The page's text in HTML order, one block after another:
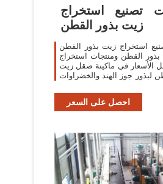
تصنيع استخراج
زيت بذور القطن
استخراج زيت بذور القطن
القطن ومنتجات استخراج
الأسعار في ماكينة صقل زيت
لبذور جوز الهند والخضراوات
احصل على السعر